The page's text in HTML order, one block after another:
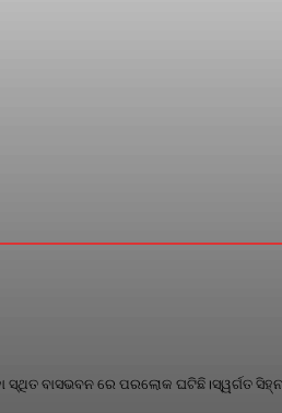
ବାସଭବନ ରେ ପରଲୋକ ଘଟିଛି।ସ୍ୱର୍ଗତ